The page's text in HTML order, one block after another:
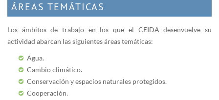
ÁREAS TEMÁTICAS
Los ámbitos de trabajo en los que el CEIDA desenvuelve su
actividad abarcan las siguientes áreas temáticas:
Agua.
Cambio climático.
Conservación y espacios naturales protegidos.
Cooperación.